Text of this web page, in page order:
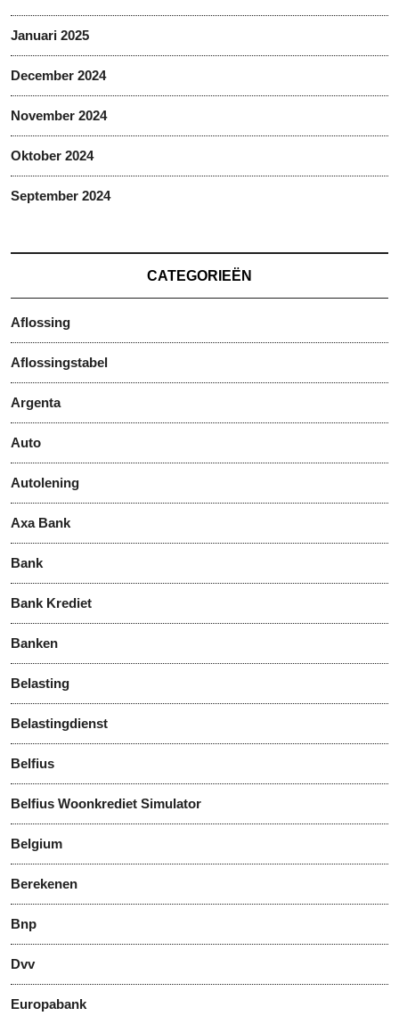
Januari 2025
December 2024
November 2024
Oktober 2024
September 2024
CATEGORIEËN
Aflossing
Aflossingstabel
Argenta
Auto
Autolening
Axa Bank
Bank
Bank Krediet
Banken
Belasting
Belastingdienst
Belfius
Belfius Woonkrediet Simulator
Belgium
Berekenen
Bnp
Dvv
Europabank